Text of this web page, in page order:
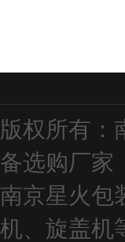
版权所有
备选购厂家
南京星火包
机、旋盖机